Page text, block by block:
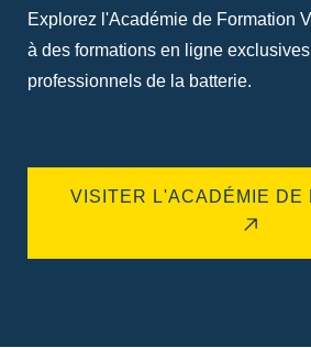
Explorez l'Académie de Formation
à des formations en ligne
professionnels de la batterie.
VISITER L'ACADÉMIE DE